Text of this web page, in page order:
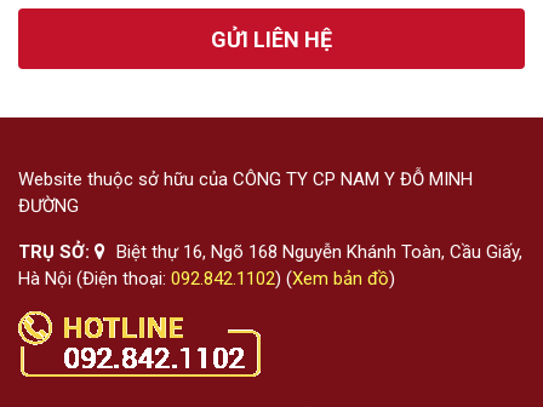
GỬI LIÊN HỆ
Website thuộc sở hữu của CÔNG TY CP NAM Y ĐỖ MINH
ĐƯỜNG
TRỤ SỞ:
Biệt thự 16, Ngõ 168 Nguyễn Khánh Toàn, Cầu Giấy,
Hà Nội (Điện thoại: 092.842.1102) (Xem bản đồ)